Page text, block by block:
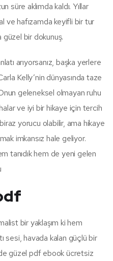
süre aklımda kaldı. Yıllar
ve hafızamda keyifli bir tur
güzel bir dokunuş.
arıyorsanız, başka yerlere
Kelly’nin dünyasında taze
geleneksel olmayan ruhu
ve iyi bir hikaye için tercih
yorucu olabilir, ama hikaye
imkansız hale geliyor.
tanıdık hem de yeni gelen
bir yaklaşım ki hem
sesi, havada kalan güçlü bir
güzel pdf ebook ücretsiz